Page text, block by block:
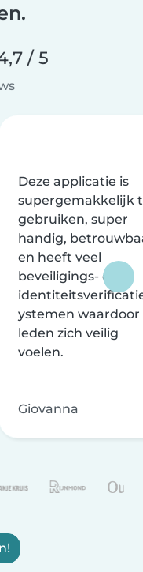
/ 5
Deze applicatie is
supergemakkelijk
gebruiken, super
handig,
en heeft veel
beveiligings- en
ystemen waardoor
leden zich veilig
voelen.
Giovanna